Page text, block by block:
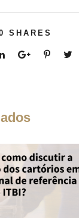
SHARES